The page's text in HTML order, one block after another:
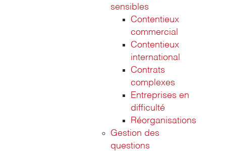
sensibles
Contentieux
commercial
Contentieux
international
Contrats
complexes
Entreprises en
difficulté
Réorganisations
Gestion des
questions